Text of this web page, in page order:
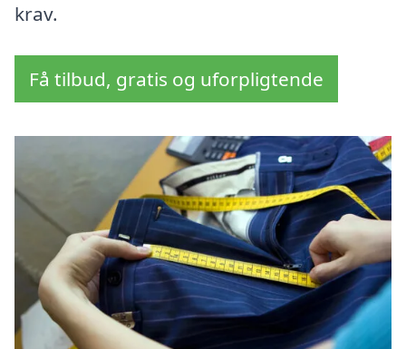
krav.
Få tilbud, gratis og uforpligtende